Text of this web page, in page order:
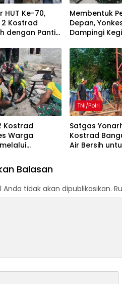
HUT Ke-70,
Kostrad
dengan Panti
Membentuk
Depan,
Dampingi
Kostrad
Warga
TNI/Polri
Satgas
Kostrad
Air Bersih
Balasan
tidak akan dipublikasikan.